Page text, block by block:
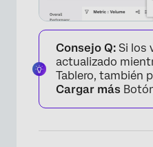
Consejo Q: Si los
actualizado
Tablero, también
Cargar más